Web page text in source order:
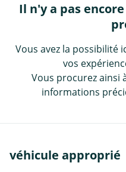
Il n'y a pas
Vous avez la possibilité
vos
Vous procurez ainsi
informations
véhicule approprié